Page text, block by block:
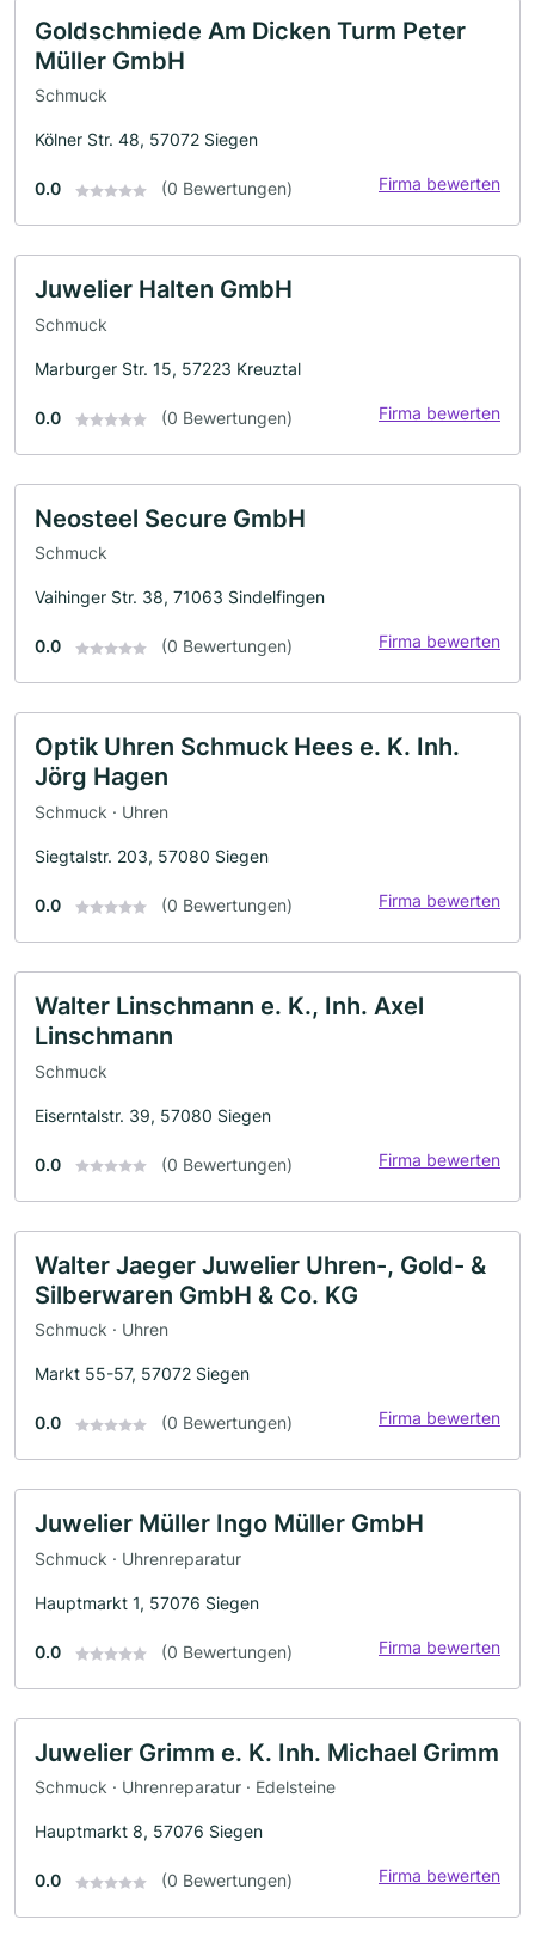
Goldschmiede Am Dicken Turm Peter
Müller GmbH
Schmuck
Kölner Str. 48, 57072 Siegen
0.0 (0 Bewertungen) Firma bewerten
Juwelier Halten GmbH
Schmuck
Marburger Str. 15, 57223 Kreuztal
0.0 (0 Bewertungen) Firma bewerten
Neosteel Secure GmbH
Schmuck
Vaihinger Str. 38, 71063 Sindelfingen
0.0 (0 Bewertungen) Firma bewerten
Optik Uhren Schmuck Hees e. K. Inh.
Jörg Hagen
Schmuck · Uhren
Siegtalstr. 203, 57080 Siegen
0.0 (0 Bewertungen) Firma bewerten
Walter Linschmann e. K., Inh. Axel
Linschmann
Schmuck
Eiserntalstr. 39, 57080 Siegen
0.0 (0 Bewertungen) Firma bewerten
Walter Jaeger Juwelier Uhren-, Gold- &
Silberwaren GmbH & Co. KG
Schmuck · Uhren
Markt 55-57, 57072 Siegen
0.0 (0 Bewertungen) Firma bewerten
Juwelier Müller Ingo Müller GmbH
Schmuck · Uhrenreparatur
Hauptmarkt 1, 57076 Siegen
0.0 (0 Bewertungen) Firma bewerten
Juwelier Grimm e. K. Inh. Michael Grimm
Schmuck · Uhrenreparatur · Edelsteine
Hauptmarkt 8, 57076 Siegen
0.0 (0 Bewertungen) Firma bewerten